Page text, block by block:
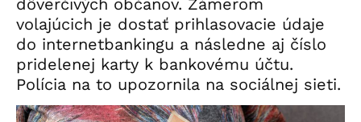
dôverčivých občanov. Zámerom
volajúcich je dostať prihlasovacie údaje
do internetbankingu a následne aj číslo
pridelenej karty k bankovému účtu.
Polícia na to upozornila na sociálnej sieti.